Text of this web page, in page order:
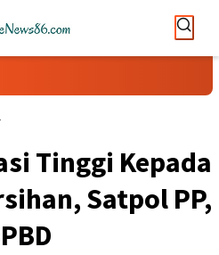
Tinggi Kepada
Satpol PP,